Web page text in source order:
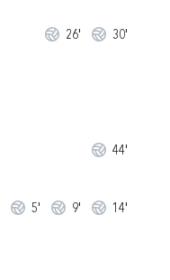
26' 30'
44'
5' 9' 14'